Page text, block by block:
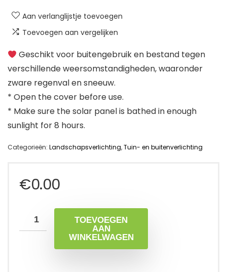
Aan verlanglijstje toevoegen
Toevoegen aan vergelijken
Geschikt voor buitengebruik en bestand tegen
verschillende weersomstandigheden, waaronder
zware regenval en sneeuw.
* Open the cover before use.
* Make sure the solar panel is bathed in enough
sunlight for 8 hours.
Categorieën: Landschapsverlichting,Tuin- en buitenverlichting
€0.00
TOEVOEGEN
AAN
WINKELWAGEN